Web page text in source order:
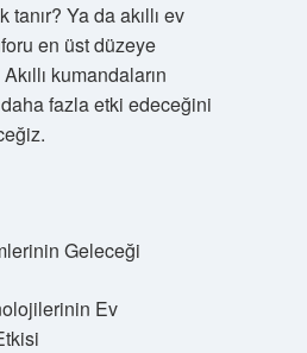
tanır? Ya da akıllı ev
en üst düzeye
kumandaların
daha fazla etki edeceğini
Geleceği
Ev